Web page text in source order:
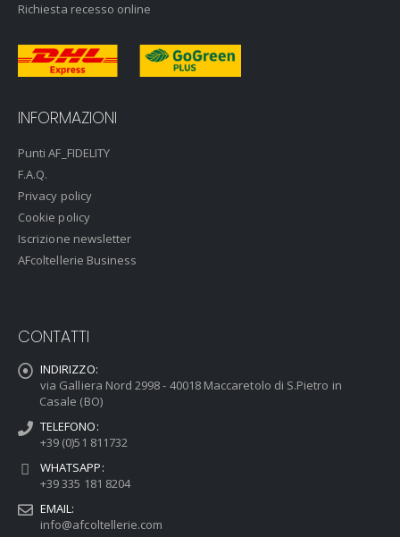
Richiesta recesso online
INFORMAZIONI
Punti AF_FIDELITY
F.A.Q.
Privacy policy
Cookie policy
Iscrizione newsletter
AFcoltellerie Business
CONTATTI
INDIRIZZO:
via Galliera Nord 2998 - 40018 Maccaretolo di S.Pietro in
Casale (BO)
TELEFONO:
+39 (0)51 811732
WHATSAPP:
+39 335 181 8204
EMAIL:
info@afcoltellerie.com